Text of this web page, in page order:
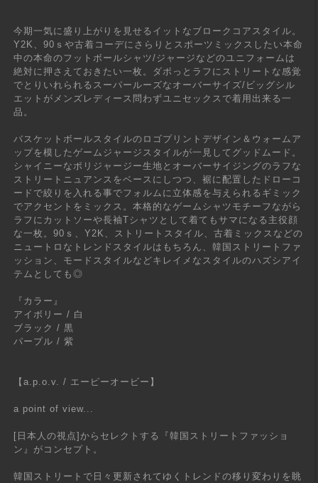
今期一気に盛り上がりを見せるイットなブロークコアスタイル。
Y2K、90ｓや古着コーデにさらりとスポーツミックスしたい本命
中の本命のフットボールシャツ/ジャージなどのユニフォームは
絶対に押さえておきたい一枚。ダボっとラフにストリートな感覚
でとりいれられるスーパールーズなオーバーサイズ/ビッグシル
エットがメンズレディース問わずユニセックスで着用出来る一
品。
バスケットボールスタイルのロゴプリントデザイン＆ウォームア
ップを模したゲームジャージスタイルが一見してグッドムード。
シャイニーなポリジャージー生地とオーバーサイジングのラフな
ストリートニュアンスをベースにしつつ、裾に配置したドローコ
ードで絞りを入れる事でフォルムに立体感を与えられるギミック
でアクセントをミックス。本格的なゲームシャツモチーフながら
ラフにカットソーや長袖Tシャツとして着てもサマになる主役顔
な一枚。90ｓ、Y2K、ストリートスタイル、古着ミックスなどの
ニュートロなトレンドスタイルはもちろん、韓国ストリートファ
ッション、モードスタイルなどキレイメなスタイルのハズシアイ
テムとしても◎
『カラー』
アイボリー / 白
ブラック / 黒
パープル / 紫
【a.p.o.v. / エーピーオービー】
a point of view...
[日本人の視点]からセレクトする『韓国ストリートファッショ
ン』がコンセプト。
韓国ストリートで日々更新されてゆくトレンドの移り変わりを眺